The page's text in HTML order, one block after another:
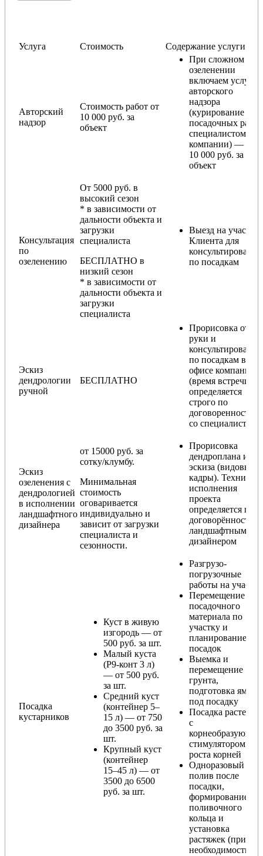
Услуга Стоимость Содержание услуги
Авторский
надзор
Стоимость работ от
10 000 руб. за
объект
При сложном
озеленении
включаем услугу
авторского
надзора
(курирование
посадочных работ
специалистом
компании) — от
10 000 руб. за
объект
Консультация
по
озеленению
От 5000 руб. в
высокий сезон
* в зависимости от
дальности объекта и
загрузки
специалиста
БЕСПЛАТНО в
низкий сезон
* в зависимости от
дальности объекта и
загрузки
специалиста
Выезд на участок
Клиента для
консультирования
по посадкам
Эскиз
дендрологии
ручной
БЕСПЛАТНО
Прорисовка от
руки и
консультирование
по посадкам в
офисе компании
(время встречи
определяется
строго по
договоренности
со специалистом)
Эскиз
озеленения с
дендрологией
в исполнении
ландшафтного
дизайнера
от 15000 руб. за
сотку/клумбу.
Минимальная
стоимость
оговаривается
индивидуально и
зависит от загрузки
специалиста и
сезонности.
Прорисовка
дендроплана и
эскиза (видовые
кадры). Техника
исполнения
проекта
определяется по
договорённости с
ландшафтным
дизайнером
Посадка
кустарников
Куст в живую
изгородь — от
500 руб. за шт.
Малый куста
(Р9-конт 3 л)
— от 500 руб.
за шт.
Средний куст
(контейнер 5–
15 л) — от 750
до 3500 руб. за
шт.
Крупный куст
(контейнер
15–45 л) — от
3500 до 6500
руб. за шт.
Разгрузо-
погрузочные
работы на участке
Перемещение
посадочного
материала по
участку и
планирование
посадок
Выемка и
перемещение
грунта,
подготовка ямы
под посадку
Посадка растения
с
корнеобразующим
стимулятором
роста корней
Одноразовый
полив после
посадки,
формирование
поливочного
кольца и
установка
растяжек (при
необходимости)